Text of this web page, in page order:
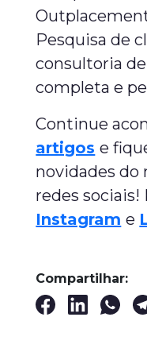
Pesquisa de
consultoria
completa e
Continue
artigos e
novidades do
redes sociais!
Instagram e
Compartilhar: